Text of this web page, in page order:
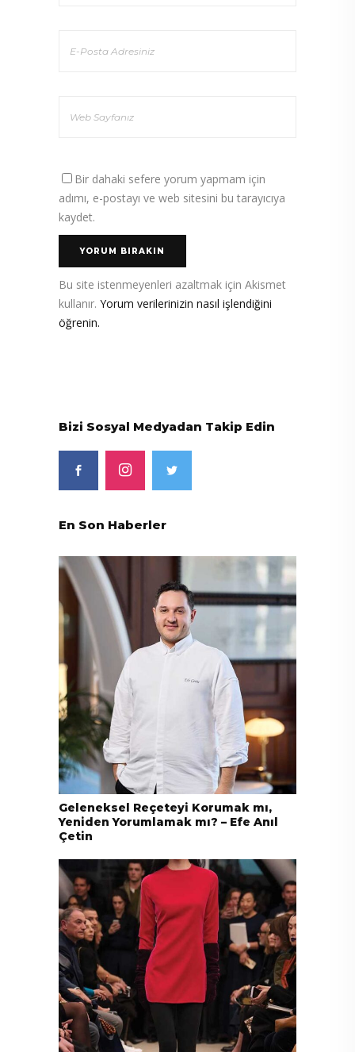
Bir dahaki sefere yorum yapmam için
adımı, e-postayı ve web sitesini bu tarayıcıya
kaydet.
Bu site istenmeyenleri azaltmak için Akismet
kullanır. Yorum verilerinizin nasıl işlendiğini
öğrenin.
Bizi Sosyal Medyadan Takip Edin
En Son Haberler
Geleneksel Reçeteyi Korumak mı,
Yeniden Yorumlamak mı? – Efe Anıl
Çetin